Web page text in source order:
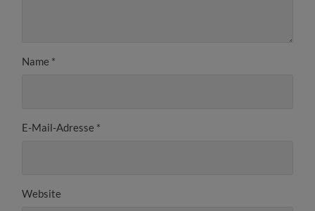
Name *
E-Mail-Adresse *
Website